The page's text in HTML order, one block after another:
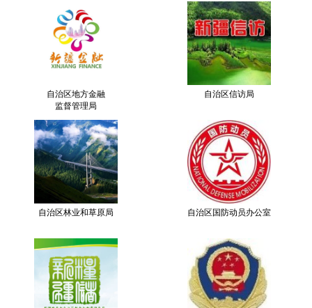
自治区地方金融
监督管理局
自治区信访局
自治区林业和草原局 自治区国防动员办公室